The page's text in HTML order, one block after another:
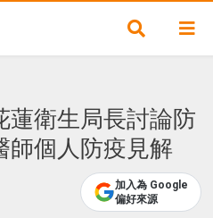
蓮衛生局長討論防
師個人防疫見解
加入為 Google
偏好來源